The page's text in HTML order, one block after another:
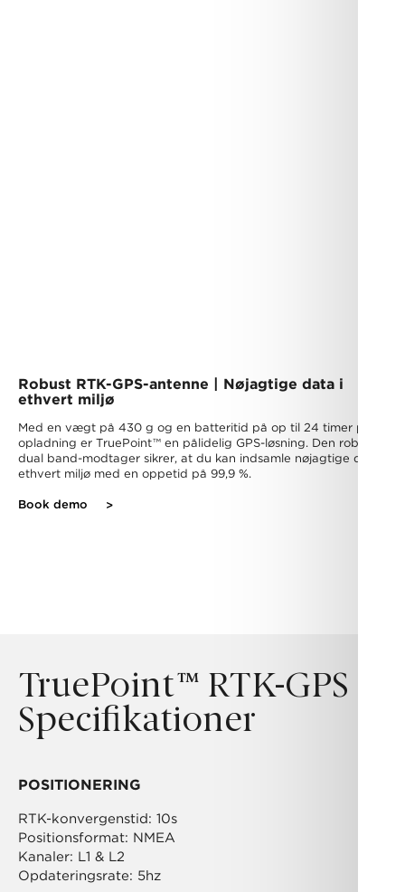
Robust RTK-GPS-antenne | Nøjagtige data i
ethvert miljø
Med en vægt på 430 g og en batteritid på op til 24 timer per
opladning er TruePoint™ en pålidelig GPS-løsning. Den robuste
dual band-modtager sikrer, at du kan indsamle nøjagtige data i
ethvert miljø med en oppetid på 99,9 %.
Book demo
TruePoint™ RTK-GPS |
Specifikationer
POSITIONERING
RTK-konvergenstid: 10s
Positionsformat: NMEA
Kanaler: L1 & L2
Opdateringsrate: 5hz